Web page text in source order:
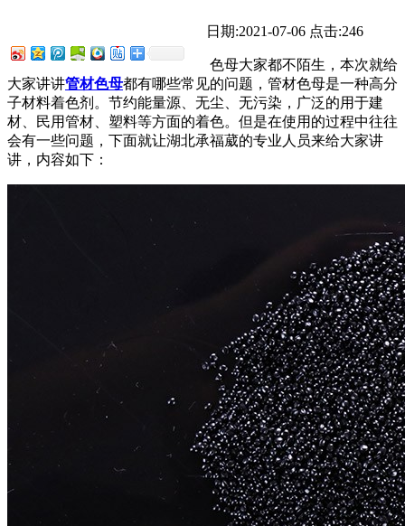
日期:2021-07-06 点击:246
色母大家都不陌生，本次就给
大家讲讲管材色母都有哪些常见的问题，管材色母是一种高分
子材料着色剂。节约能量源、无尘、无污染，广泛的用于建
材、民用管材、塑料等方面的着色。但是在使用的过程中往往
会有一些问题，下面就让湖北承福葳的专业人员来给大家讲
讲，内容如下：